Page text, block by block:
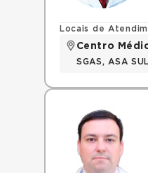
Locais de
Centro
SGAS, ASA